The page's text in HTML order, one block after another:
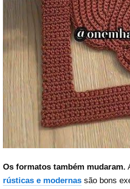
Os formatos também mudaram.
rústicas e modernas são bons